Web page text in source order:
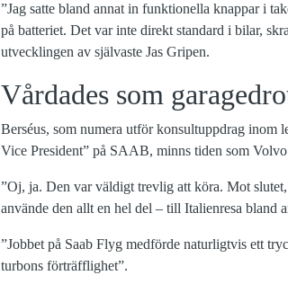
”Jag satte bland annat in funktionella knappar i
på batteriet. Det var inte direkt standard i bilar,
utvecklingen av självaste Jas Gripen.
Vårdades som
Berséus, som numera utför konsultuppdrag inom
Vice President” på SAAB, minns tiden som
”Oj, ja. Den var väldigt trevlig att köra. Mot slutet,
använde den allt en hel del – till Italienresa bland
”Jobbet på Saab Flyg medförde naturligtvis ett
turbons förträfflighet”.